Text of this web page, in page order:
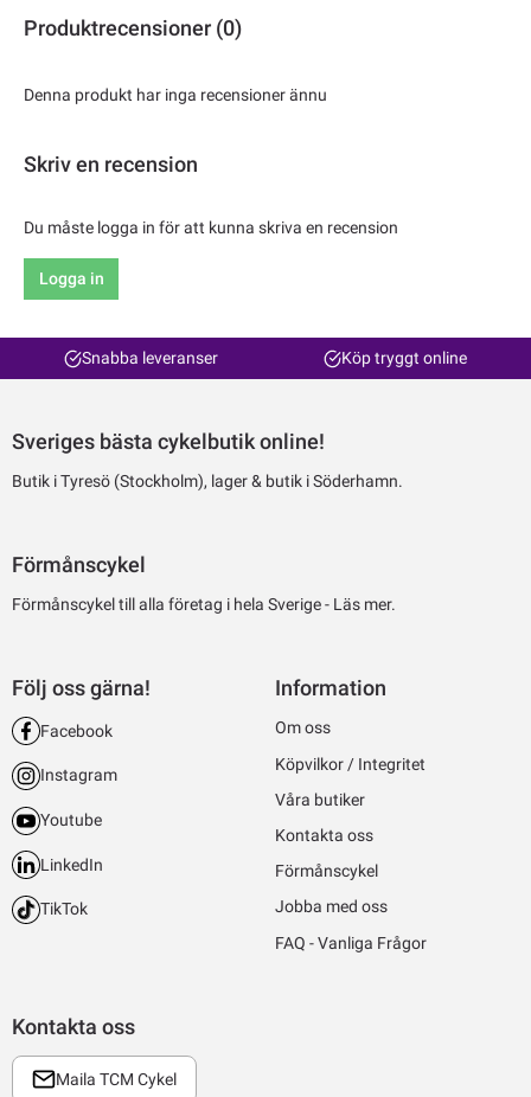
Produktrecensioner (0)
Denna produkt har inga recensioner ännu
Skriv en recension
Du måste logga in för att kunna skriva en recension
Logga in
Snabba leveranser Köp tryggt online
Sveriges bästa cykelbutik online!
Butik i Tyresö (Stockholm), lager & butik i Söderhamn.
Förmånscykel
Förmånscykel till alla företag i hela Sverige - Läs mer.
Kontakta oss
Maila TCM Cykel
Följ oss gärna!
Facebook
Instagram
Youtube
LinkedIn
TikTok
Information
Om oss
Köpvilkor / Integritet
Våra butiker
Kontakta oss
Förmånscykel
Jobba med oss
FAQ - Vanliga Frågor